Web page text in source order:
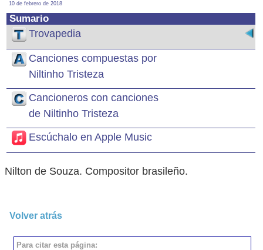
10 de febrero de 2018
Sumario
Trovapedia
Canciones compuestas por
Niltinho Tristeza
Cancioneros con canciones
de Niltinho Tristeza
Escúchalo en Apple Music
Nilton de Souza. Compositor brasileño.
Volver atrás
Para citar esta página: